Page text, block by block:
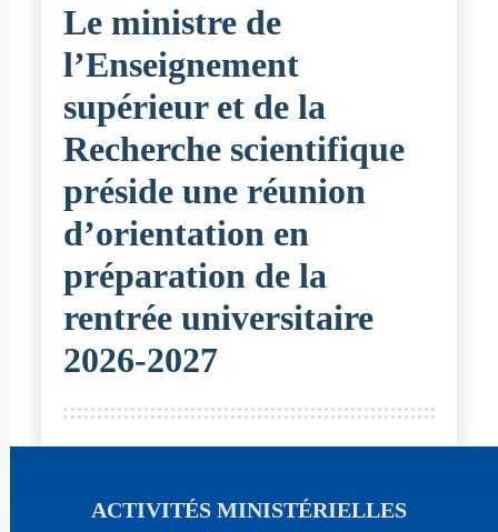
Le ministre de
l’Enseignement
supérieur et de la
Recherche scientifique
préside une réunion
d’orientation en
préparation de la
rentrée universitaire
2026-2027
ACTIVITÉS MINISTÉRIELLES